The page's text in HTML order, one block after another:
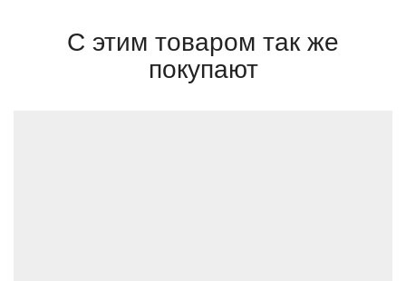
С этим товаром так же
покупают